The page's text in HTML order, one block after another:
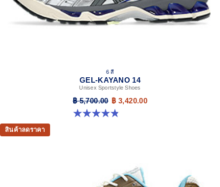
6 สี
GEL-KAYANO 14
Unisex Sportstyle Shoes
฿ 5,700.00 ฿ 3,420.00
4.8 จาก 5 ดาว 111 รีวิว
สินค้าลดราคา